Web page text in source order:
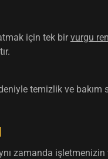
için tek birvurgu
temizlik ve bakım
zamanda